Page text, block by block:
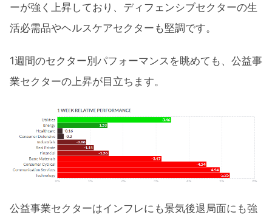
ーが強く上昇しており、ディフェンシブセクターの生
活必需品やヘルスケアセクターも堅調です。
1週間のセクター別パフォーマンスを眺めても、公益事
業セクターの上昇が目立ちます。
公益事業セクターはインフレにも景気後退局面にも強